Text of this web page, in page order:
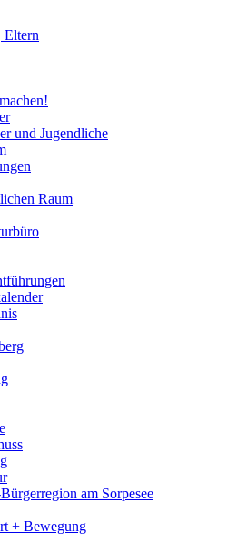
Eltern
und Jugendliche
Raum
am Sorpesee
+ Bewegung